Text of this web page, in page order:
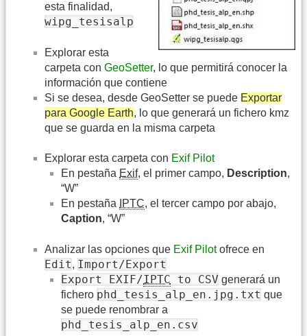
esta finalidad,
wipg_tesisalp
Explorar esta
carpeta con GeoSetter, lo que permitirá conocer la
información que contiene
Si se desea, desde GeoSetter se puede Exportar
para Google Earth, lo que generará un fichero kmz
que se guarda en la misma carpeta
Explorar esta carpeta con Exif Pilot
En pestaña Exif, el primer campo, Description,
“W”
En pestaña
IPTC, el tercer campo por abajo,
Caption, “W”
Analizar las opciones que Exif Pilotofrece en
Edit, Import/Export
Export EXIF/IPTC to CSV generará un
fichero phd_tesis_alp_en.jpg.txt que
se puede renombrar a
phd_tesis_alp_en.csv